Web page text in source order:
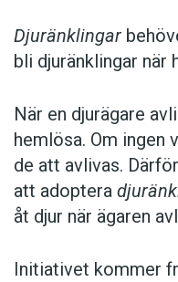
Djuränklingar
bli djuränklingar när
När en djurägare
hemlösa. Om ingen
de att avlivas.
att adoptera
åt djur när ägaren
Initiativet kommer